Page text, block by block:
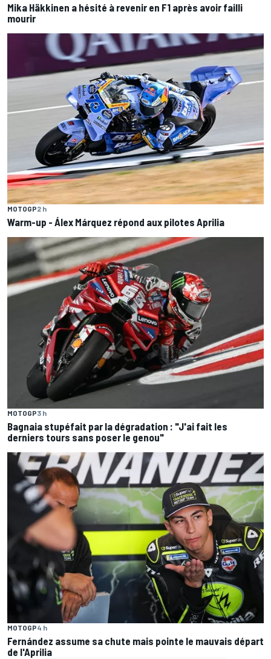
Mika Häkkinen a hésité à revenir en F1 après avoir failli
mourir
MOTOGP2 h
Warm-up - Álex Márquez répond aux pilotes Aprilia
MOTOGP3 h
Bagnaia stupéfait par la dégradation : "J'ai fait les
derniers tours sans poser le genou"
MOTOGP4 h
Fernández assume sa chute mais pointe le mauvais départ
de l'Aprilia